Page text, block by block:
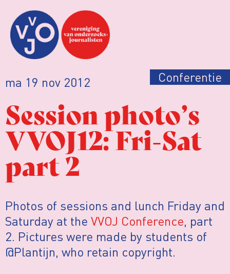
ma 19 nov 2012 Conferentie
Session photo’s
VVOJ12: Fri-Sat
part 2
Photos of sessions and lunch Friday and
Saturday at the VVOJ Conference, part
2. Pictures were made by students of
@Plantijn, who retain copyright.